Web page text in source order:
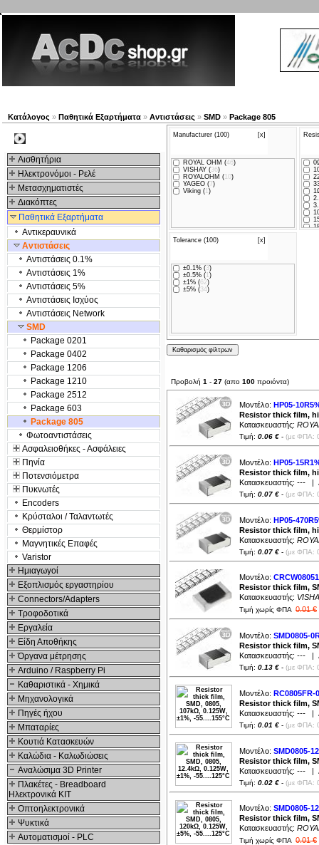
Κατάλογος » Παθητικά Εξαρτήματα » Αντιστάσεις » SMD » Package 805
Αισθητήρια
Ηλεκτρονόμοι - Ρελέ
Μετασχηματιστές
Διακόπτες
Παθητικά Εξαρτήματα
Αντικεραυνικά
Αντιστάσεις
Αντιστάσεις 0.1%
Αντιστάσεις 1%
Αντιστάσεις 5%
Αντιστάσεις Ισχύος
Αντιστάσεις Network
SMD
Package 0201
Package 0402
Package 1206
Package 1210
Package 2512
Package 603
Package 805
Φωτοαντιστάσεις
Ασφαλειοθήκες - Ασφάλειες
Πηνία
Ποτενσιόμετρα
Πυκνωτές
Encoders
Κρύσταλοι / Ταλαντωτές
Θερμίστορ
Μαγνητικές Επαφές
Varistor
Hμιαγωγοί
Εξοπλισμός εργαστηρίου
Connectors/Adapters
Τροφοδοτικά
Εργαλεία
Είδη Αποθήκης
Όργανα μέτρησης
Arduino / Raspberry Pi
Καθαριστικά - Χημικά
Μηχανολογικά
Πηγές ήχου
Μπαταρίες
Κουτιά Κατασκευών
Καλώδια - Καλωδιώσεις
Αναλώσιμα 3D Printer
Πλακέτες - Breadboard
Ηλεκτρονικά ΚΙΤ
Οπτοηλεκτρονικά
Ψυκτικά
Αυτοματισμοί - PLC
Manufacturer (100) [x]
ROYAL OHM (46)
VISHAY (36)
ROYALOHM (10)
YAGEO (7)
Viking (1)
Tolerance (100) [x]
±0.1% (3 )
±0.5% (1)
±1% (62)
±5% (34 )
Προβολή 1 - 27 (απο 100 προιόντα)
Μοντέλο: HP05-
Resistor thick film,
Κατασκευαστής:
Τιμή: 0.06 € - (με ΦΠΑ:
Μοντέλο: HP05-
Resistor thick film,
Κατασκευαστής: --- |
Τιμή: 0.07 € - (με ΦΠΑ:
Μοντέλο: HP05-
Resistor thick film,
Κατασκευαστής:
Τιμή: 0.07 € - (με ΦΠΑ:
Μοντέλο:
Resistor thick film,
Κατασκευαστής:
Τιμή χωρίς ΦΠΑ 0.01 €
Μοντέλο: SMD0805-
Resistor thick film,
Κατασκευαστής: --- |
Τιμή: 0.13 € - (με ΦΠΑ:
Μοντέλο: RC0805FR-
Resistor thick film,
Κατασκευαστής: --- |
Τιμή: 0.01 € - (με ΦΠΑ:
Μοντέλο: SMD0805-
Resistor thick film,
Κατασκευαστής: --- |
Τιμή: 0.02 € - (με ΦΠΑ:
Μοντέλο: SMD0805-
Resistor thick film,
Κατασκευαστής:
Τιμή χωρίς ΦΠΑ 0.01 €